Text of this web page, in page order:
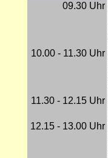
09.30 Uhr
10.00 - 11.30 Uhr
11.30 - 12.15 Uhr
12.15 - 13.00 Uhr